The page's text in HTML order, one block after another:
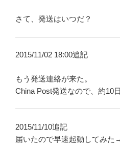
さて、発送はいつだ？
2015/11/02 18:00追記
もう発送連絡が来た。
China Post発送なので、約10
2015/11/10追記
届いたので早速起動してみた